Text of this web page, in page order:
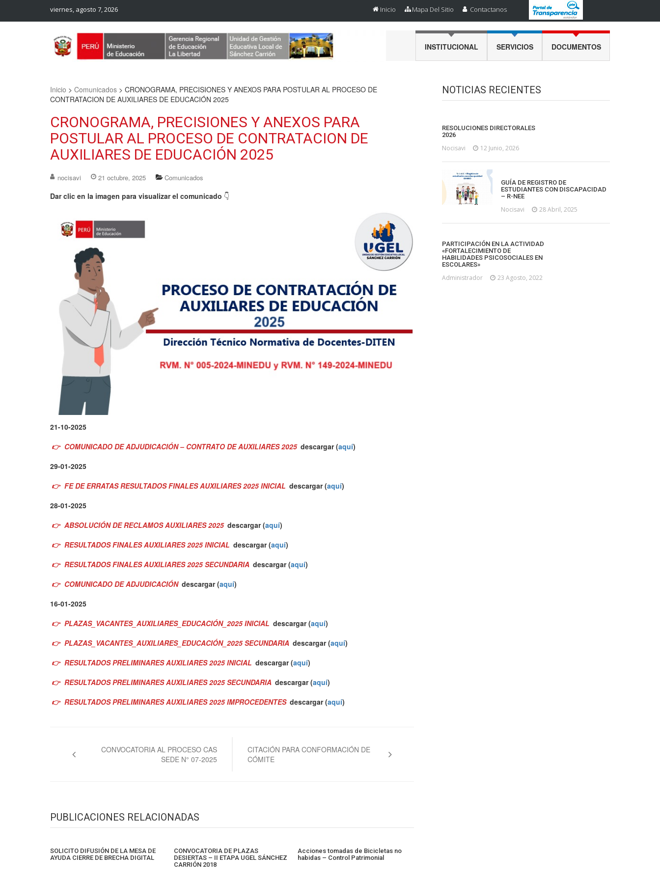
viernes, agosto 7, 2026 Inicio Mapa Del Sitio Contactanos
INSTITUCIONAL SERVICIOS DOCUMENTOS
Inicio > Comunicados > CRONOGRAMA, PRECISIONES Y ANEXOS PARA POSTULAR AL PROCESO DE
CONTRATACION DE AUXILIARES DE EDUCACIÓN 2025
CRONOGRAMA, PRECISIONES Y ANEXOS PARA
POSTULAR AL PROCESO DE CONTRATACION DE
AUXILIARES DE EDUCACIÓN 2025
nocisavi 21 octubre, 2025 Comunicados
Dar clic en la imagen para visualizar el comunicado 👇
21-10-2025
👉 COMUNICADO DE ADJUDICACIÓN – CONTRATO DE AUXILIARES 2025 descargar (aquí)
29-01-2025
👉 FE DE ERRATAS RESULTADOS FINALES AUXILIARES 2025 INICIAL descargar (aquí)
28-01-2025
👉 ABSOLUCIÓN DE RECLAMOS AUXILIARES 2025 descargar (aquí)
👉 RESULTADOS FINALES AUXILIARES 2025 INICIAL descargar (aquí)
👉 RESULTADOS FINALES AUXILIARES 2025 SECUNDARIA descargar (aquí)
👉 COMUNICADO DE ADJUDICACIÓN descargar (aquí)
16-01-2025
👉 PLAZAS_VACANTES_AUXILIARES_EDUCACIÓN_2025 INICIAL descargar (aquí)
👉 PLAZAS_VACANTES_AUXILIARES_EDUCACIÓN_2025 SECUNDARIA descargar (aquí)
👉 RESULTADOS PRELIMINARES AUXILIARES 2025 INICIAL descargar (aquí)
👉 RESULTADOS PRELIMINARES AUXILIARES 2025 SECUNDARIA descargar (aquí)
👉 RESULTADOS PRELIMINARES AUXILIARES 2025 IMPROCEDENTES descargar (aquí)
CONVOCATORIA AL PROCESO CAS
SEDE N° 07-2025
CITACIÓN PARA CONFORMACIÓN DE
CÓMITE
PUBLICACIONES RELACIONADAS
SOLICITO DIFUSIÓN DE LA MESA DE
AYUDA CIERRE DE BRECHA DIGITAL
CONVOCATORIA DE PLAZAS
DESIERTAS – II ETAPA UGEL SÁNCHEZ
CARRIÓN 2018
Acciones tomadas de Bicicletas no
habidas – Control Patrimonial
NOTICIAS RECIENTES
RESOLUCIONES DIRECTORALES
2026
Nocisavi 12 Junio, 2026
GUÍA DE REGISTRO DE
ESTUDIANTES CON DISCAPACIDAD
– R-NEE
Nocisavi 28 Abril, 2025
PARTICIPACIÓN EN LA ACTIVIDAD
«FORTALECIMIENTO DE
HABILIDADES PSICOSOCIALES EN
ESCOLARES»
Administrador 23 Agosto, 2022